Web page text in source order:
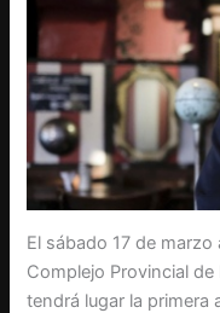
El sábado 17 de marzo
Complejo Provincial
tendrá lugar la primera